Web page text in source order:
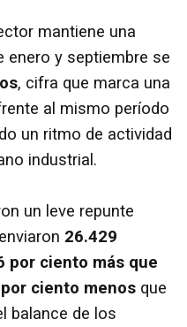
mantiene una
enero y septiembre se
, cifra que marca una
al mismo período
un ritmo de actividad
industrial.
un leve repunte
26.429
por ciento más que
ciento menos que
balance de los